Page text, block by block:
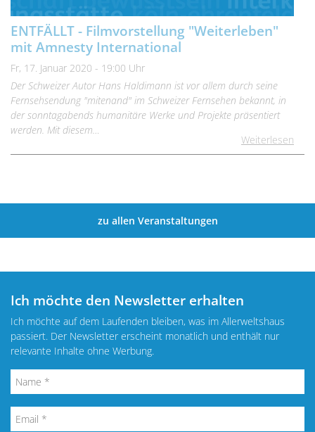
ENTFÄLLT - Filmvorstellung "Weiterleben"
mit Amnesty International
Fr, 17. Januar 2020 - 19:00 Uhr
Der Schweizer Autor Hans Haldimann ist vor allem durch seine
Fernsehsendung "mitenand" im Schweizer Fernsehen bekannt, in
der sonntagabends humanitäre Werke und Projekte präsentiert
werden. Mit diesem…
Weiterlesen
zu allen Veranstaltungen
Ich möchte den Newsletter erhalten
Ich möchte auf dem Laufenden bleiben, was im Allerweltshaus
passiert. Der Newsletter erscheint monatlich und enthält nur
relevante Inhalte ohne Werbung.